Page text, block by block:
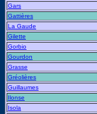
Gars
Gattières
La Gaude
Gilette
Gorbio
Gourdon
Grasse
Gréolières
Guillaumes
Ilonse
Isola